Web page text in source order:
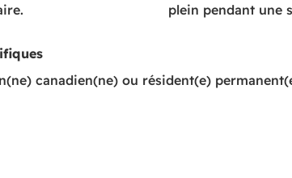
plein pendant une
canadien(ne) ou résident(e)